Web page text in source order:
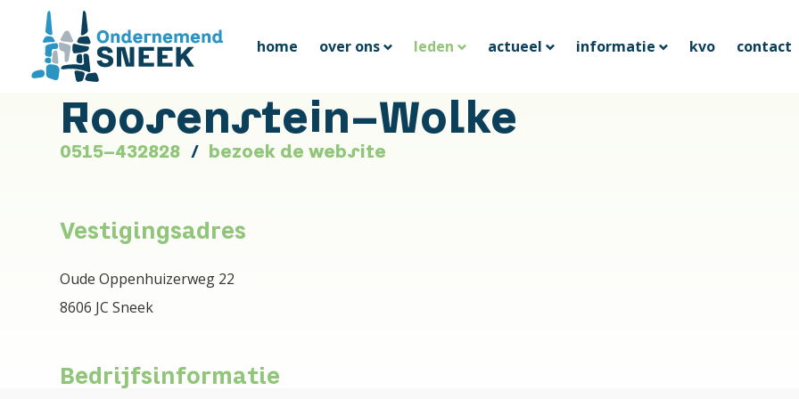
home over ons leden actueel informatie kvo contact
Roosenstein-Wolke
0515-432828 bezoek de website
Vestigingsadres
Oude Oppenhuizerweg 22
8606 JC Sneek
Bedrijfsinformatie